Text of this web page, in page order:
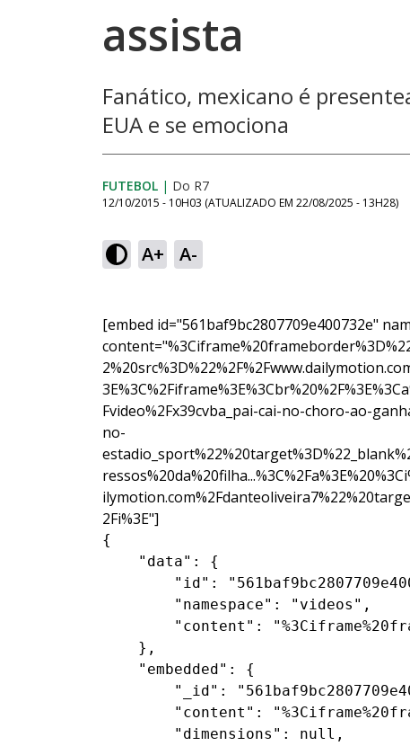
assista
Fanático, mexicano é
EUA e se emociona
FUTEBOL | Do R7
12/10/2015 - 10H03 (ATUALIZADO EM 22/08/2025 - 13H28)
A+ A-
[embed id="561baf9bc2807709e400732e"
Fvideo%2Fx39cvba_pai-cai-no-choro-ao-
no-
2Fi%3E"]
{
    "data": {
"id":
        "namespace": "videos",
"content":
    },
    "embedded": {
"_id":
"content":
        "dimensions": null,